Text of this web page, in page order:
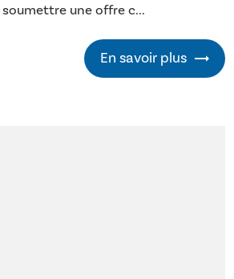
une offre c...
En savoir plus